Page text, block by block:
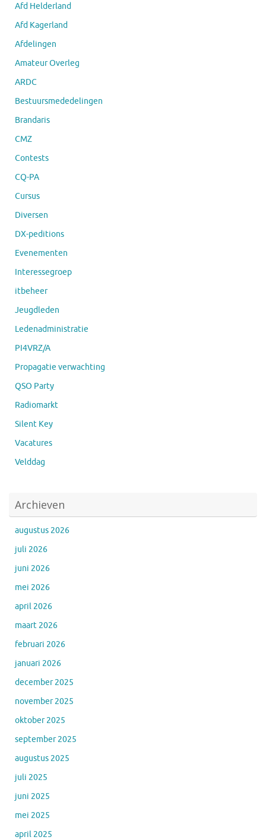
Afd Helderland
Afd Kagerland
Afdelingen
Amateur Overleg
ARDC
Bestuursmededelingen
Brandaris
CMZ
Contests
CQ-PA
Cursus
Diversen
DX-peditions
Evenementen
Interessegroep
itbeheer
Jeugdleden
Ledenadministratie
PI4VRZ/A
Propagatie verwachting
QSO Party
Radiomarkt
Silent Key
Vacatures
Velddag
Archieven
augustus 2026
juli 2026
juni 2026
mei 2026
april 2026
maart 2026
februari 2026
januari 2026
december 2025
november 2025
oktober 2025
september 2025
augustus 2025
juli 2025
juni 2025
mei 2025
april 2025